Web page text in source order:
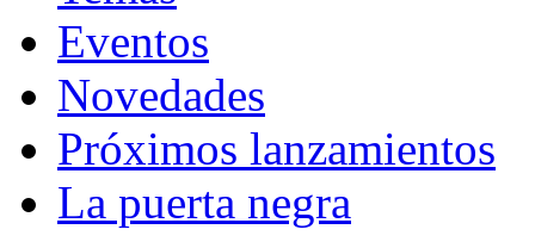
Eventos
Novedades
Próximos lanzamientos
La puerta negra